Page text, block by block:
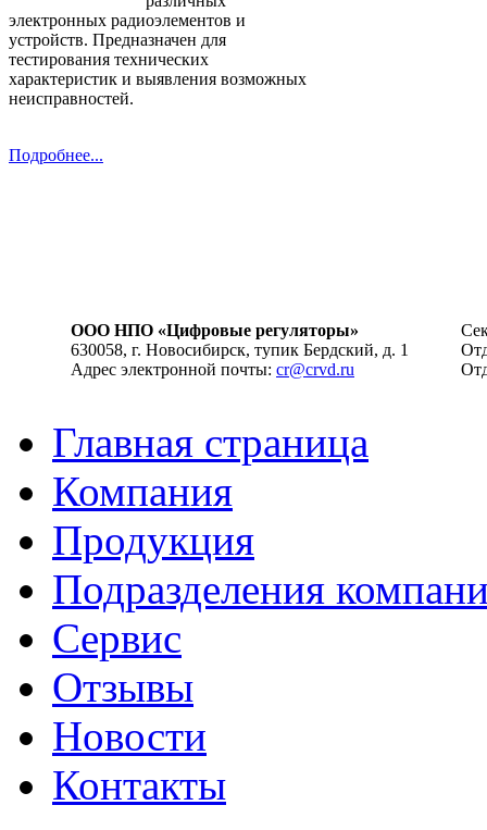
электронных радиоэлементов и
устройств. Предназначен для
тестирования технических
характеристик и выявления возможных
неисправностей.
Подробнее...
ООО НПО «Цифровые регуляторы»
630058, г. Новосибирск, тупик Бердский, д. 1
Адрес электронной почты: cr@crvd.ru
Главная страница
Компания
Продукция
Подразделения
Сервис
Отзывы
Новости
Контакты